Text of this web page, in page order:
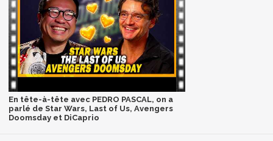
En tête-à-tête avec PEDRO PASCAL, on a
parlé de Star Wars, Last of Us, Avengers
Doomsday et DiCaprio